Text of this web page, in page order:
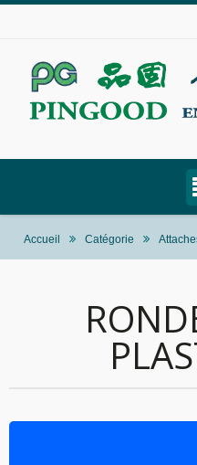
Accueil Catégorie